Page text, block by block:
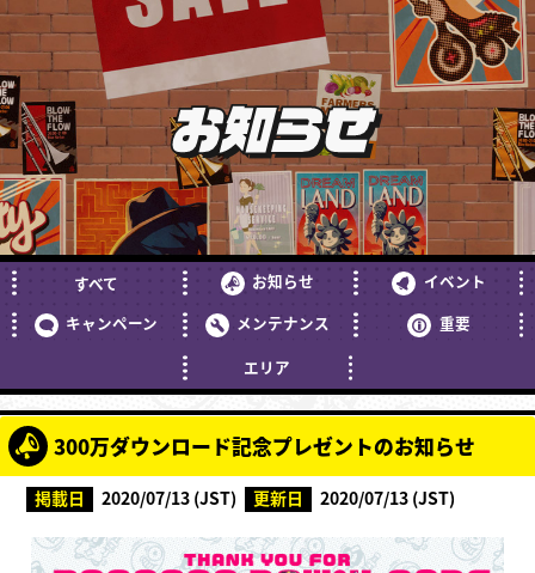
ニンジャラとは？
お知らせ
すべて お知らせ
イベント
キャンペーン
メンテナンス
重要
エリア
300万ダウンロード記念プレゼントのお知らせ
掲載日 2020/07/13 (JST) 更新日 2020/07/13 (JST)